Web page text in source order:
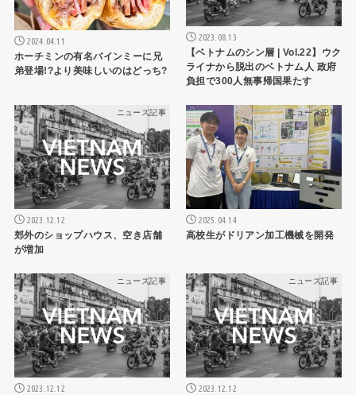
2024.04.11
ホーチミンの有名バインミーに兄
弟登場!?より美味しいのはどっち?
2023.08.13
【ベトナムのシン層 | Vol.22】ウク
ライナから脱出のベトナム人 政府
負担で300人無事帰国果たす
ニュース記事
2023.12.12
郊外のショップハウス、空き店舗
が増加
ニュース記事
2025.04.14
高校生がドリアン加工機械を開発
ニュース記事
2023.12.12
ニュース記事
2023.12.12